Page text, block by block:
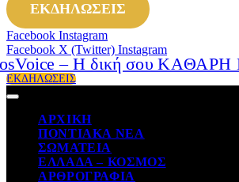
ΕΚΔΗΛΩΣΕΙΣ
Facebook Instagram
Facebook X (Twitter) Instagram
ΕΚΔΗΛΩΣΕΙΣ
ΑΡΧΙΚΗ
ΠΟΝΤΙΑΚΑ ΝΕΑ
ΣΩΜΑΤΕΙΑ
ΕΛΛΑΔΑ – ΚΟΣΜΟΣ
ΑΡΘΡΟΓΡΑΦΙΑ